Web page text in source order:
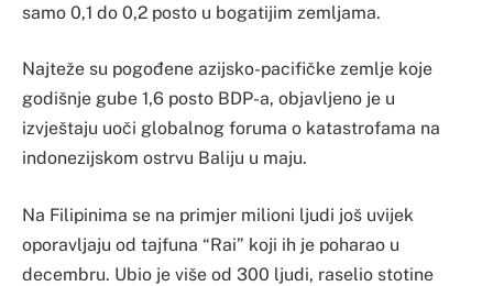
samo 0,1 do 0,2 posto u bogatijim zemljama.
​​Najteže su pogođene azijsko-pacifičke zemlje koje
godišnje gube 1,6 posto BDP-a, objavljeno je u
izvještaju uoči globalnog foruma o katastrofama na
indonezijskom ostrvu Baliju u maju.
​​​​​Na Filipinima se na primjer milioni ljudi još uvijek
oporavljaju od tajfuna “Rai” koji ih je poharao u
decembru. Ubio je više od 300 ljudi, raselio stotine